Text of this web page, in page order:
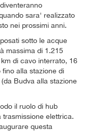
sara' realizzato
nei prossimi anni.
sotto le acque
massima di 1.215
di cavo interrato, 16
alla stazione di
Budva alla stazione
il ruolo di hub
elettrica.
questa